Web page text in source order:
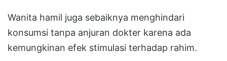
Wanita hamil juga sebaiknya menghindari
konsumsi tanpa anjuran dokter karena ada
kemungkinan efek stimulasi terhadap rahim.